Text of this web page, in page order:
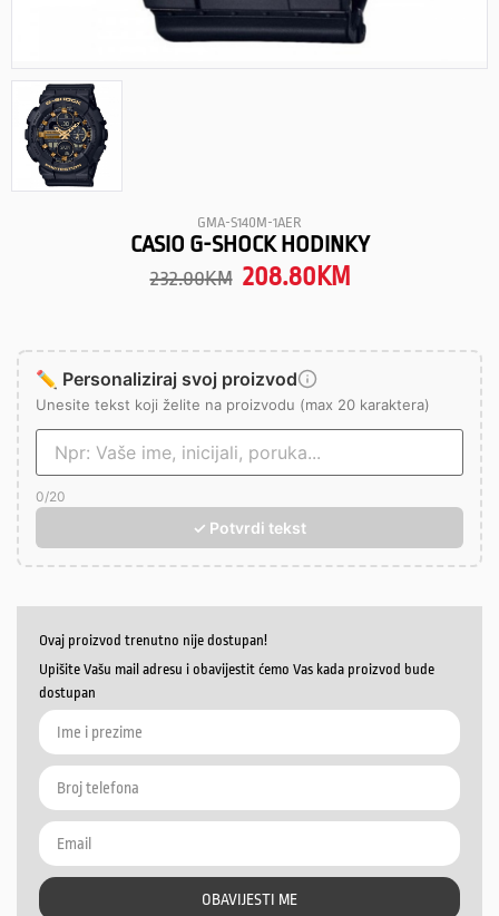
GMA-S140M-1AER
CASIO G-SHOCK HODINKY
232.00KM 208.80 KM
✏️ Personaliziraj svoj proizvod
Unesite tekst koji želite na proizvodu (max 20 karaktera)
0/20
✓ Potvrdi tekst
Ovaj proizvod trenutno nije dostupan!
Upišite Vašu mail adresu i obavijestit ćemo Vas kada proizvod bude
dostupan
OBAVIJESTI ME